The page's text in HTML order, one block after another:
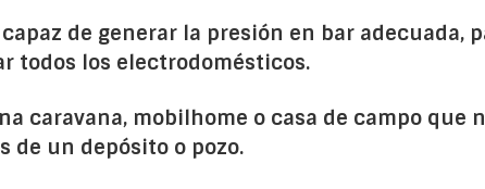
capaz de generar la presión en bar adecuada,
todos los electrodomésticos.
caravana, mobilhome o casa de campo que
de un depósito o pozo.